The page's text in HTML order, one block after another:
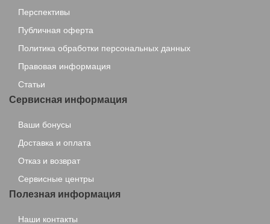
Перспективы
Публичная оферта
Политика обработки персональных данных
Правовая информация
Статьи
Сервисная информация
Ваши бонусы
Доставка и оплата
Отказ и возврат
Сервисные центры
Полезная информация
Наши контакты